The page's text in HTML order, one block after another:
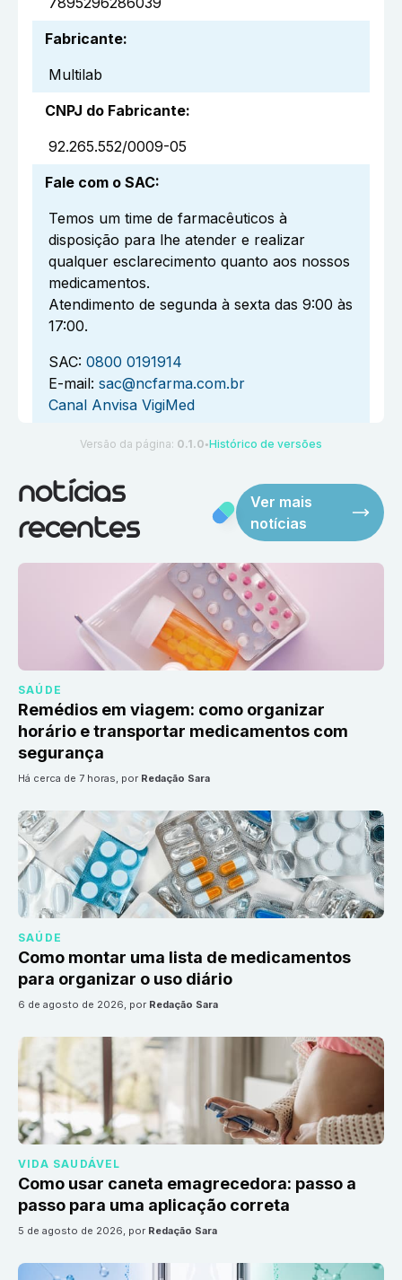
Fabricante:
Multilab
CNPJ do Fabricante:
92.265.552/0009-05
Fale com o SAC:
Temos um time de farmacêuticos à
disposição para lhe atender e realizar
qualquer esclarecimento quanto aos nossos
medicamentos.
Atendimento de segunda à sexta das 9:00 às
17:00.
SAC: 0800 0191914
E-mail: sac@ncfarma.com.br
Canal Anvisa VigiMed
Versão da página: 0.1.0 ●Histórico de versões
notícias
recentes
Ver mais
notícias
SAÚDE
Remédios em viagem: como organizar
horário e transportar medicamentos com
segurança
há cerca de 7 horas, por Redação Sara
SAÚDE
Como montar uma lista de medicamentos
para organizar o uso diário
6 de agosto de 2026, por Redação Sara
VIDA SAUDÁVEL
Como usar caneta emagrecedora: passo a
passo para uma aplicação correta
5 de agosto de 2026, por Redação Sara